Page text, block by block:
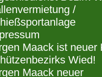
/
Maack ist neuer
Wied!
Maack neuer